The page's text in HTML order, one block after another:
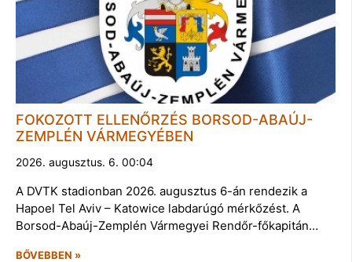
FOKOZOTT ELLENŐRZÉS BORSOD-ABAÚJ-
ZEMPLÉN VÁRMEGYÉBEN
2026. augusztus. 6. 00:04
A DVTK stadionban 2026. augusztus 6-án rendezik a
Hapoel Tel Aviv – Katowice labdarúgó mérkőzést. A
Borsod-Abaúj-Zemplén Vármegyei Rendőr-főkapitán…
BŐVEBBEN »